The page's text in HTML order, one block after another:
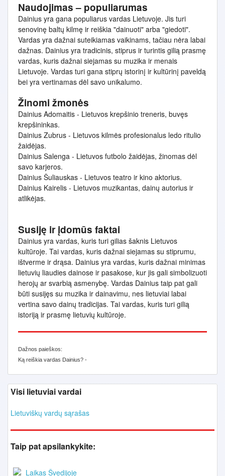
Naudojimas – populiarumas
Dainius yra gana populiarus vardas Lietuvoje. Jis turi
senovinę baltų kilmę ir reiškia "dainuoti" arba "giedoti".
Vardas yra dažnai suteikiamas vaikinams, tačiau nėra labai
dažnas. Dainius yra tradicinis, stiprus ir turintis gilią prasmę
vardas, kuris dažnai siejamas su muzika ir menais
Lietuvoje. Vardas turi gana stiprų istorinį ir kultūrinį paveldą
bei yra vertinamas dėl savo unikalumo.
Žinomi žmonės
Dainius Adomaitis - Lietuvos krepšinio treneris, buvęs
krepšininkas.
Dainius Zubrus - Lietuvos kilmės profesionalus ledo ritulio
žaidėjas.
Dainius Salenga - Lietuvos futbolo žaidėjas, žinomas dėl
savo karjeros.
Dainius Šuliauskas - Lietuvos teatro ir kino aktorius.
Dainius Kairelis - Lietuvos muzikantas, dainų autorius ir
atlikėjas.
Susiję ir įdomūs faktai
Dainius yra vardas, kuris turi gilias šaknis Lietuvos
kultūroje. Tai vardas, kuris dažnai siejamas su stiprumu,
ištverme ir drąsa. Dainius yra vardas, kuris dažnai minimas
lietuvių liaudies dainose ir pasakose, kur jis gali simbolizuoti
herojų ar svarbią asmenybę. Vardas Dainius taip pat gali
būti susijęs su muzika ir dainavimu, nes lietuviai labai
vertina savo dainų tradicijas. Tai vardas, kuris turi gilią
istoriją ir prasmę lietuvių kultūroje.
Dažnos paieškos:
Ką reiškia vardas Dainius? -
Visi lietuviai vardai
Lietuviškų vardų sąrašas
Taip pat apsilankykite:
Laikas Švedijoje